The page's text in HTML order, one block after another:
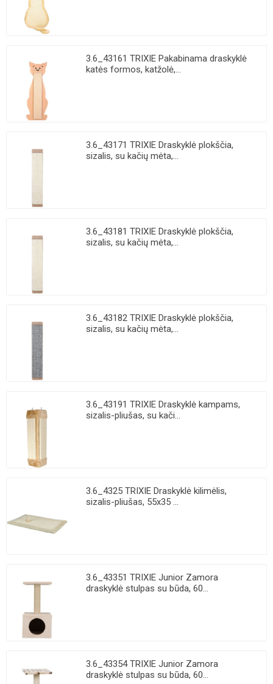
3.6_43161 TRIXIE Pakabinama draskyklė
katės formos, katžolė,...
3.6_43171 TRIXIE Draskyklė plokščia,
sizalis, su kačių mėta,...
3.6_43181 TRIXIE Draskyklė plokščia,
sizalis, su kačių mėta,...
3.6_43182 TRIXIE Draskyklė plokščia,
sizalis, su kačių mėta,...
3.6_43191 TRIXIE Draskyklė kampams,
sizalis-pliušas, su kači...
3.6_4325 TRIXIE Draskyklė kilimėlis,
sizalis-pliušas, 55x35 ...
3.6_43351 TRIXIE Junior Zamora
draskyklė stulpas su būda, 60...
3.6_43354 TRIXIE Junior Zamora
draskyklė stulpas su būda, 60...